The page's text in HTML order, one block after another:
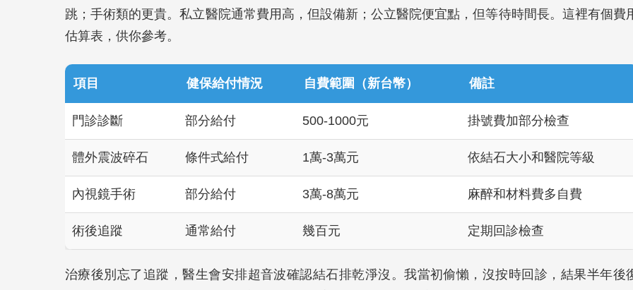
跳；手術類的更貴。私立醫院通常費用高，但設備新；公立醫院便宜點，但等待時間長。這裡有個費
估算表，供你參考。
項目 健保給付情況 自費範圍（新台幣） 備註
門診診斷 部分給付 500-1000元 掛號費加部分檢查
體外震波碎石 條件式給付 1萬-3萬元 依結石大小和醫院等級
內視鏡手術 部分給付 3萬-8萬元 麻醉和材料費多自費
術後追蹤 通常給付 幾百元 定期回診檢查
治療後別忘了追蹤，醫生會安排超音波確認結石排乾淨沒。我當初偷懶，沒按時回診，結果半年後